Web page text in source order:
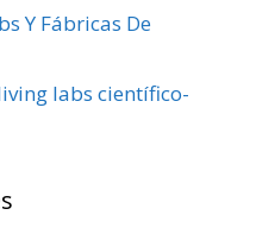
Y Fábricas De
labs científico-